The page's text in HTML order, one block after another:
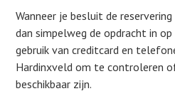
Wanneer je besluit de
dan simpelweg de opdracht in
gebruik van creditcard en
Hardinxveld om te controleren
beschikbaar zijn.